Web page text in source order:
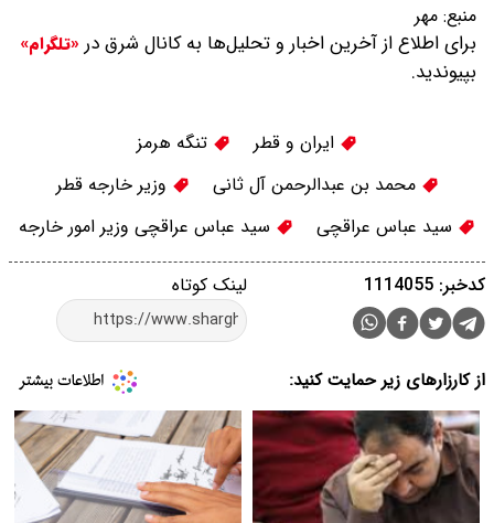
منبع: مهر
برای اطلاع از آخرین اخبار و تحلیل‌ها به کانال شرق در «تلگرام»
بپیوندید.
ایران و قطر
تنگه هرمز
محمد بن عبدالرحمن آل ثانی
وزیر خارجه قطر
سید عباس عراقچی
سید عباس عراقچی وزیر امور خارجه
لینک کوتاه کدخبر: 1114055
از کارزارهای زیر حمایت کنید: